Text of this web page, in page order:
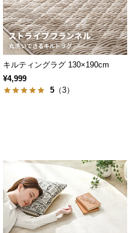
キルティングラグ 130×190cm
¥4,999
5 （3）